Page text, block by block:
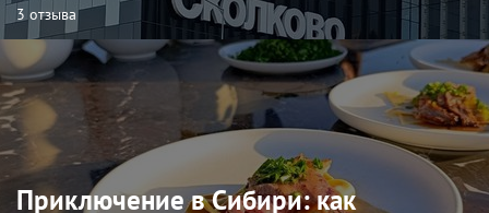
3 отзыва
Приключение в Сибири: как